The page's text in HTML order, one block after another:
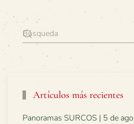
Artículos más recientes
Panoramas SURCOS | 5 de